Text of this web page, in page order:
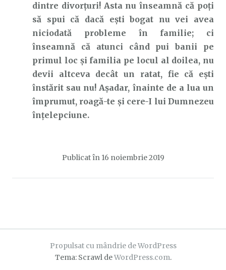
dintre divorțuri! Asta nu înseamnă că poți
să spui că dacă ești bogat nu vei avea
niciodată probleme în familie; ci
înseamnă că atunci când pui banii pe
primul loc și familia pe locul al doilea, nu
devii altceva decât un ratat, fie că ești
înstărit sau nu! Așadar, înainte de a lua un
împrumut, roagă-te și cere-I lui Dumnezeu
înțelepciune.
Publicat în 16 noiembrie 2019
Propulsat cu mândrie de WordPress
Tema: Scrawl deWordPress.com.